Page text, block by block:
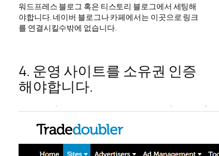
워드프레스 블로그 혹은 티스토리 블로그에서 세팅해
야합니다. 네이버 블로그나 카페에서는 이곳으로 링크
를 연결시킬수밖에 없습니다.
4. 운영 사이트를 소유권 인증
해야합니다.